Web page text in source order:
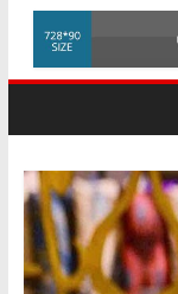
وانتهاء أعمال
يعلن
زهران.. ويؤكد:
العادلة